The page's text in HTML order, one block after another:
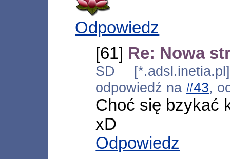
Odpowiedz
[61] Re: Nowa
SD
odpowiedź na#43,
Choć się bzykać
xD
Odpowiedz